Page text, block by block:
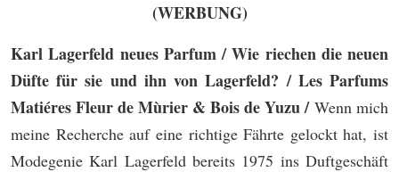
(WERBUNG)
Karl Lagerfeld neues Parfum / Wie riechen die neuen
Düfte für sie und ihn von Lagerfeld? / Les Parfums
Matiéres Fleur de Mùrier & Bois de Yuzu / Wenn mich
meine Recherche auf eine richtige Fährte gelockt hat, ist
Modegenie Karl Lagerfeld bereits 1975 ins Duftgeschäft